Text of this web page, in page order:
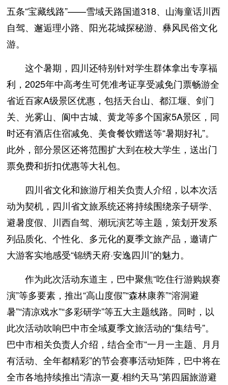
五条“宝藏线路”——雪域天路国道318、山海童话川西
自驾、邂逅理小路、阳光花城探秘游、彝风民俗文化
游。
这个暑期，四川还特别针对学生群体拿出专享福
利，2025年中高考生可凭准考证享受减免门票畅游全
省近百家A级景区优惠，包括天台山、都江堰、剑门
关、光雾山、阆中古城、黄龙等多个国家5A景区，同
时还有酒店住宿减免、美食餐饮赠送等“暑期好礼”。
此外，部分景区还将范围扩大到在校大学生，送出门
票免费和折扣优惠等大礼包。
四川省文化和旅游厅相关负责人介绍，以本次活
动为契机，四川省文旅系统还将持续围绕亲子研学、
避暑度假、川西自驾、潮玩演艺等主题，策划开发系
列品质化、个性化、多元化的夏季文旅产品，邀请广
大游客实地感受“锦绣天府·安逸四川”的魅力。
作为此次活动东道主，巴中聚焦“吃住行游购娱赛
演”等多要素，推出“高山度假”“森林康养”“溶洞避
暑”“清凉戏水”“多彩研学”等五大主题线路。同时，以
此次活动吹响巴中市全域夏季文旅活动的“集结号”。
巴中市相关负责人介绍，结合全市“一月一主题、月月
有活动、全年都精彩”的节会赛事活动矩阵，巴中将在
全市各地持续推出“清凉一夏·相约天马”第四届旅游避